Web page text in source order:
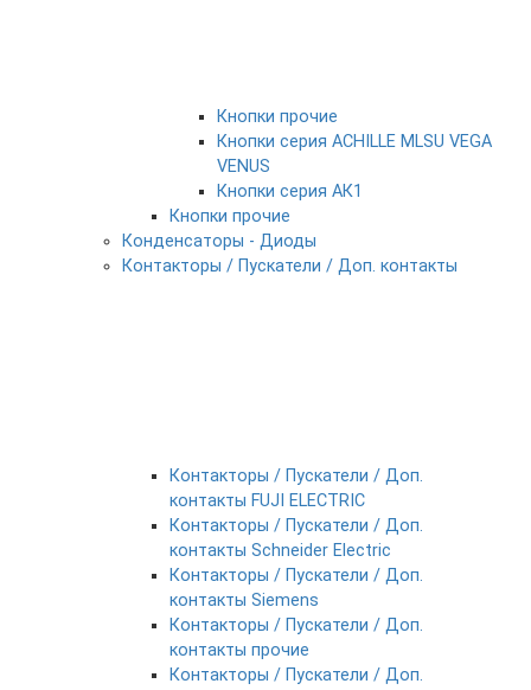
Кнопки прочие
Кнопки серия ACHILLE MLSU VEGA
VENUS
Кнопки серия АК1
Кнопки прочие
Конденсаторы - Диоды
Контакторы / Пускатели / Доп. контакты
Контакторы / Пускатели / Доп.
контакты FUJI ELECTRIC
Контакторы / Пускатели / Доп.
контакты Schneider Electric
Контакторы / Пускатели / Доп.
контакты Siemens
Контакторы / Пускатели / Доп.
контакты прочие
Контакторы / Пускатели / Доп.